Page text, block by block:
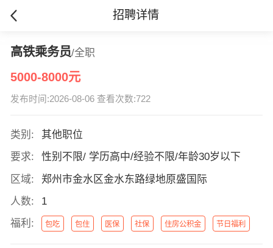
招聘详情
高铁乘务员/全职
5000-8000元
发布时间:2026-08-06 查看次数:722
类别:
其他职位
要求:
性别不限/ 学历高中/经验不限/年龄30岁以下
区域:
郑州市金水区金水东路绿地原盛国际
人数:
1
福利:
包吃 包住 医保 社保 住房公积金 节日福利